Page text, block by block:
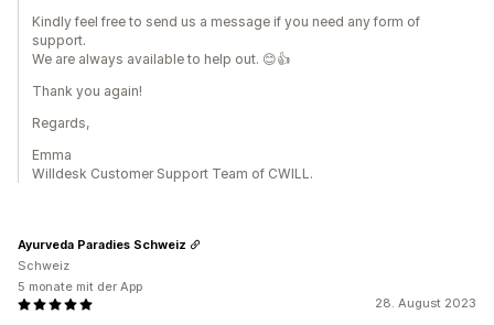
Kindly feel free to send us a message if you need any form of
support.
We are always available to help out. 😊👍
Thank you again!
Regards,
Emma
Willdesk Customer Support Team of CWILL.
28. August 2023
Ayurveda Paradies Schweiz
Schweiz
5 monate mit der App